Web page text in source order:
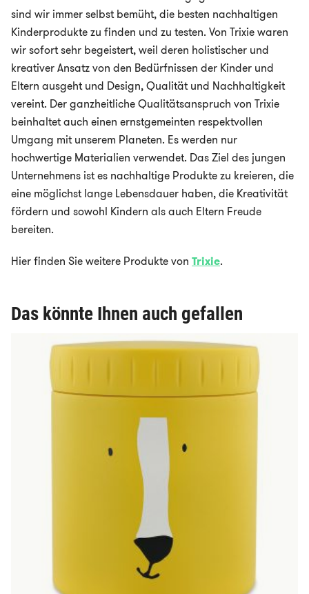
sind wir immer selbst bemüht, die besten nachhaltigen
Kinderprodukte zu finden und zu testen. Von Trixie waren
wir sofort sehr begeistert, weil deren holistischer und
kreativer Ansatz von den Bedürfnissen der Kinder und
Eltern ausgeht und Design, Qualität und Nachhaltigkeit
vereint. Der ganzheitliche Qualitätsanspruch von Trixie
beinhaltet auch einen ernstgemeinten respektvollen
Umgang mit unserem Planeten. Es werden nur
hochwertige Materialien verwendet. Das Ziel des jungen
Unternehmens ist es nachhaltige Produkte zu kreieren, die
eine möglichst lange Lebensdauer haben, die Kreativität
fördern und sowohl Kindern als auch Eltern Freude
bereiten.
Hier finden Sie weitere Produkte von Trixie.
Das könnte Ihnen auch gefallen